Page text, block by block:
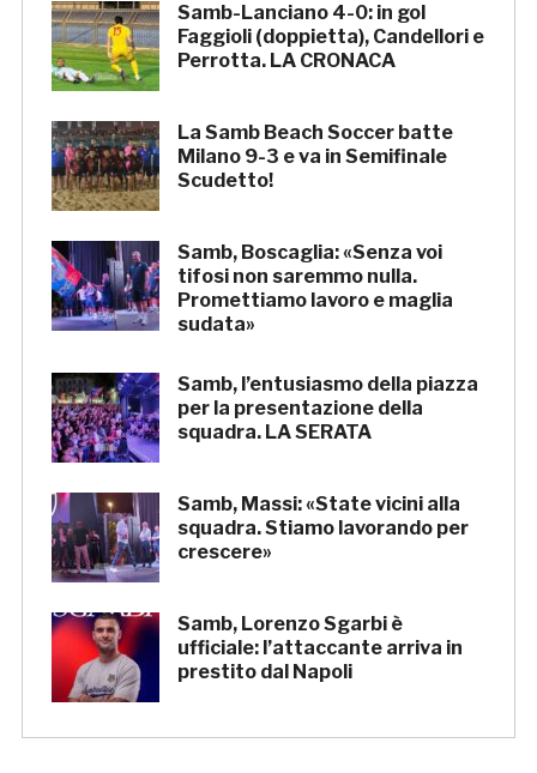
Samb-Lanciano 4-0: in gol
Faggioli (doppietta), Candellori e
Perrotta. LA CRONACA
La Samb Beach Soccer batte
Milano 9-3 e va in Semifinale
Scudetto!
Samb, Boscaglia: «Senza voi
tifosi non saremmo nulla.
Promettiamo lavoro e maglia
sudata»
Samb, l’entusiasmo della piazza
per la presentazione della
squadra. LA SERATA
Samb, Massi: «State vicini alla
squadra. Stiamo lavorando per
crescere»
Samb, Lorenzo Sgarbi è
ufficiale: l’attaccante arriva in
prestito dal Napoli